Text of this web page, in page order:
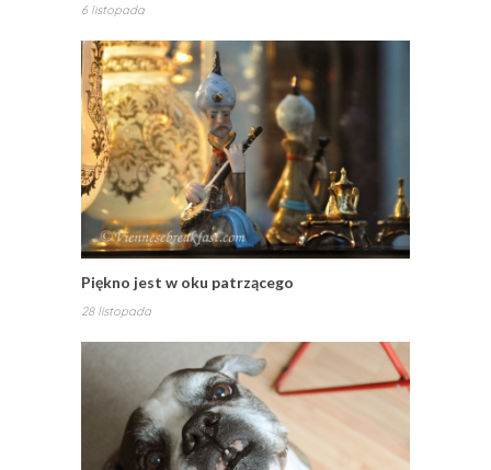
6 listopada
Piękno jest w oku patrzącego
28 listopada